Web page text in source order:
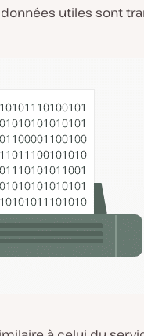
données utiles sont